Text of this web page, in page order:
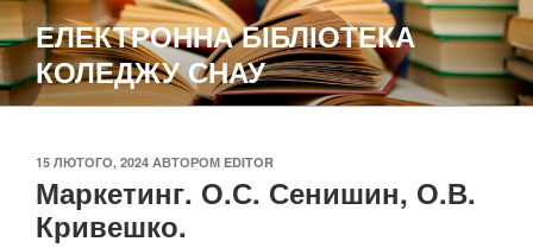
Перейти
до
вмісту
ЕЛЕКТРОННА БІБЛІОТЕКА
КОЛЕДЖУ СНАУ
ОПУБЛІКОВАНО
15 ЛЮТОГО, 2024 АВТОРОМ EDITOR
Маркетинг. О.С. Сенишин, О.В.
Кривешко.